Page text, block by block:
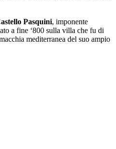
Pasquini, imponente
a fine ‘800 sulla villa che fu di
mediterranea del suo ampio